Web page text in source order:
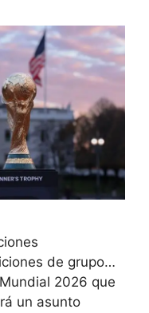
de grupo…
2026 que
un asunto